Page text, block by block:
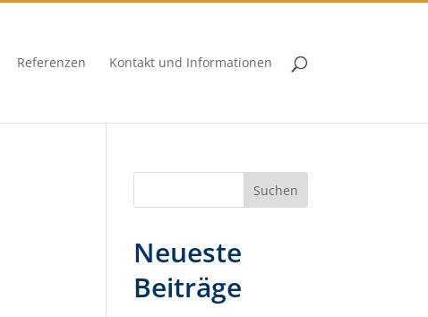
Referenzen Kontakt und Informationen
Suchen
Neueste
Beiträge